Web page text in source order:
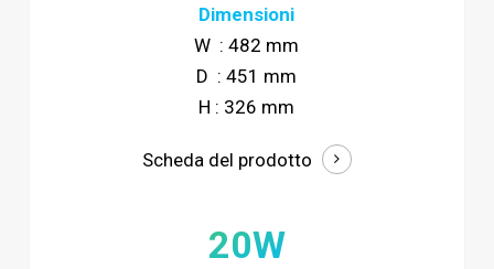
Dimensioni
W : 482 mm
D : 451 mm
H : 326 mm
Scheda del prodotto
20W